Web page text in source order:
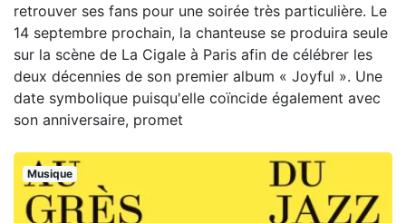
retrouver ses fans pour une soirée très particulière. Le
14 septembre prochain, la chanteuse se produira seule
sur la scène de La Cigale à Paris afin de célébrer les
deux décennies de son premier album « Joyful ». Une
date symbolique puisqu'elle coïncide également avec
son anniversaire, promet
Musique